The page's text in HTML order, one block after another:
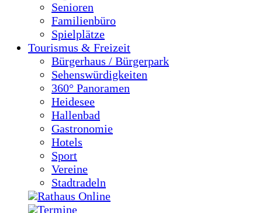
Senioren
Familienbüro
Spielplätze
Tourismus & Freizeit
Bürgerhaus / Bürgerpark
Sehenswürdigkeiten
360° Panoramen
Heidesee
Hallenbad
Gastronomie
Hotels
Sport
Vereine
Stadtradeln
Rathaus Online
Termine